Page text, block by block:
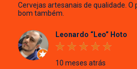
Cervejas artesanais de qualidade.
bom também.
Leonardo “Leo” Hoto
10 meses atrás